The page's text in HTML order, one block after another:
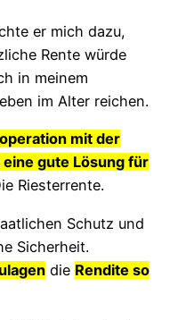
er mich dazu,
Rente würde
in meinem
im Alter reichen.
mit der
gute Lösung für
Riesterrente.
Schutz und
Sicherheit.
die Rendite so